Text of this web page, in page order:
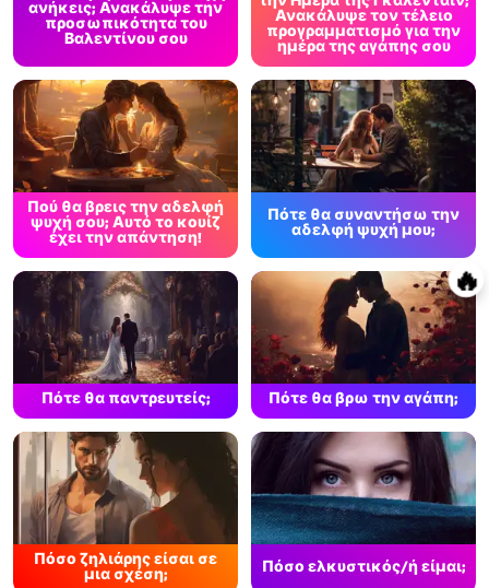
ανήκεις; Ανακάλυψε την
προσωπικότητα του
Βαλεντίνου σου
Ανακάλυψε τον τέλειο
προγραμματισμό για την
ημέρα της αγάπης σου
Πού θα βρεις την αδελφή
ψυχή σου; Αυτό το κουίζ
έχει την απάντηση!
Πότε θα συναντήσω την
αδελφή ψυχή μου;
Πότε θα παντρευτείς; Πότε θα βρω την αγάπη;
🔥
Πόσο ζηλιάρης είσαι σε
μια σχέση;
Πόσο ελκυστικός/ή είμαι;